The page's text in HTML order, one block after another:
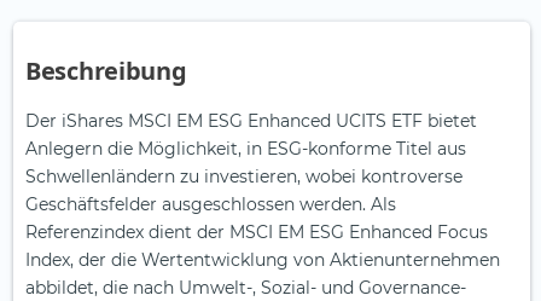
Beschreibung
Der iShares MSCI EM ESG Enhanced UCITS ETF bietet
Anlegern die Möglichkeit, in ESG-konforme Titel aus
Schwellenländern zu investieren, wobei kontroverse
Geschäftsfelder ausgeschlossen werden. Als
Referenzindex dient der MSCI EM ESG Enhanced Focus
Index, der die Wertentwicklung von Aktienunternehmen
abbildet, die nach Umwelt-, Sozial- und Governance-